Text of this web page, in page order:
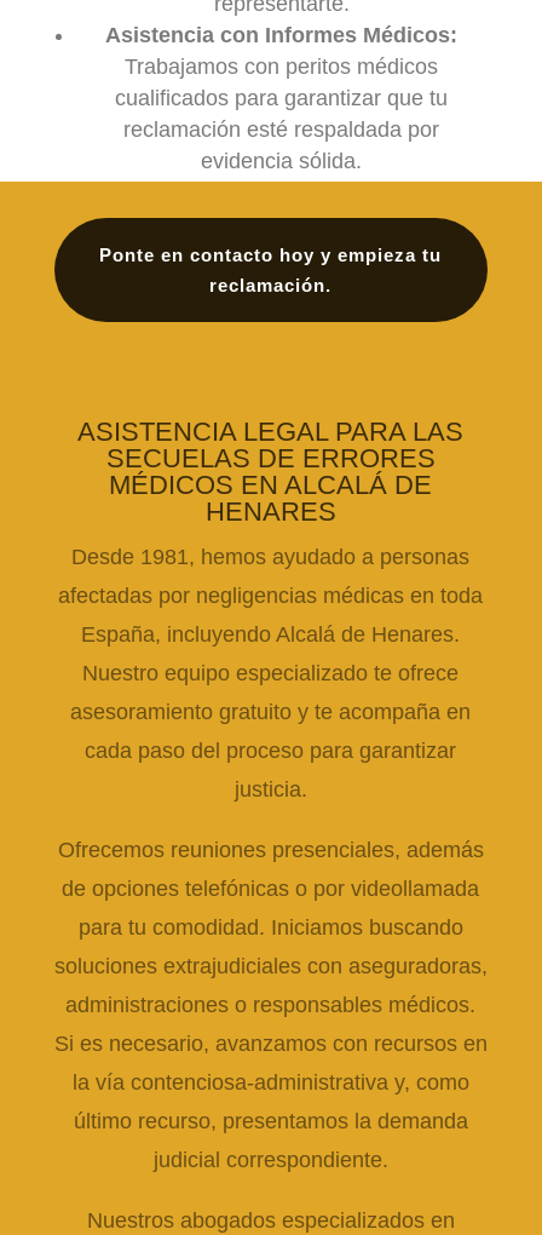
Asistencia con Informes Médicos:
Trabajamos con peritos médicos
cualificados para garantizar que tu
reclamación esté respaldada por
evidencia sólida.
Ponte en contacto hoy y empieza tu
reclamación.
ASISTENCIA LEGAL PARA LAS
SECUELAS DE ERRORES
MÉDICOS EN ALCALÁ DE
HENARES
Desde 1981, hemos ayudado a personas
afectadas por negligencias médicas en toda
España, incluyendo Alcalá de Henares.
Nuestro equipo especializado te ofrece
asesoramiento gratuito y te acompaña en
cada paso del proceso para garantizar
justicia.
Ofrecemos reuniones presenciales, además
de opciones telefónicas o por videollamada
para tu comodidad. Iniciamos buscando
soluciones extrajudiciales con aseguradoras,
administraciones o responsables médicos.
Si es necesario, avanzamos con recursos en
la vía contenciosa-administrativa y, como
último recurso, presentamos la demanda
judicial correspondiente.
Nuestros abogados especializados en